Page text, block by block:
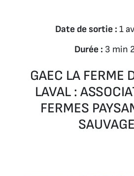
Date de sortie : 1
Durée : 3 min
GAEC LA FERME
LAVAL :
FERMES